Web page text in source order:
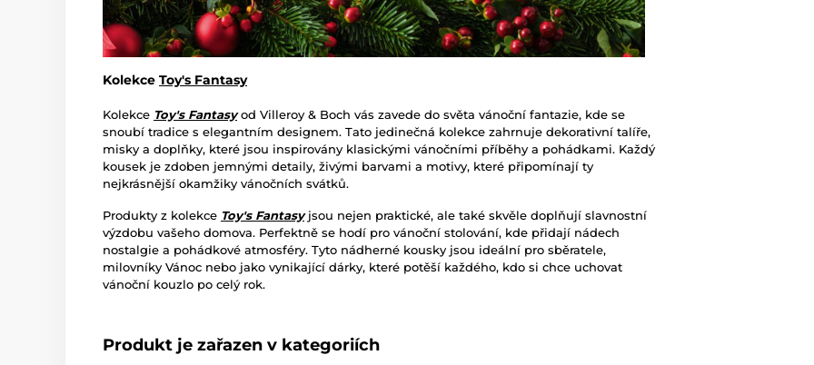
Kolekce Toy's Fantasy
Kolekce Toy's Fantasyod Villeroy & Boch vás zavede do světa vánoční fantazie, kde se
snoubí tradice s elegantním designem. Tato jedinečná kolekce zahrnuje dekorativní talíře,
misky a doplňky, které jsou inspirovány klasickými vánočními příběhy a pohádkami. Každý
kousek je zdoben jemnými detaily, živými barvami a motivy, které připomínají ty
nejkrásnější okamžiky vánočních svátků.
Produkty z kolekce Toy's Fantasyjsou nejen praktické, ale také skvěle doplňují slavnostní
výzdobu vašeho domova. Perfektně se hodí pro vánoční stolování, kde přidají nádech
nostalgie a pohádkové atmosféry. Tyto nádherné kousky jsou ideální pro sběratele,
milovníky Vánoc nebo jako vynikající dárky, které potěší každého, kdo si chce uchovat
vánoční kouzlo po celý rok.
Produkt je zařazen v kategoriích